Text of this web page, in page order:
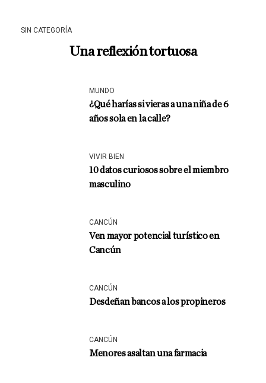
SIN CATEGORÍA
Una reflexión tortuosa
MUNDO
¿Qué harías si vieras a una niña de 6
años sola en la calle?
VIVIR BIEN
10 datos curiosos sobre el miembro
masculino
CANCÚN
Ven mayor potencial turístico en
Cancún
CANCÚN
Desdeñan bancos a los propineros
CANCÚN
Menores asaltan una farmacia